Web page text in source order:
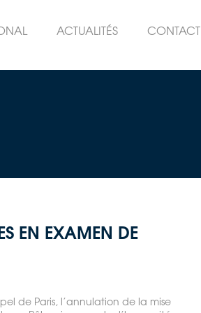
ACTUALITÉS CONTACT
EN EXAMEN DE
de Paris, l’annulation de la mise